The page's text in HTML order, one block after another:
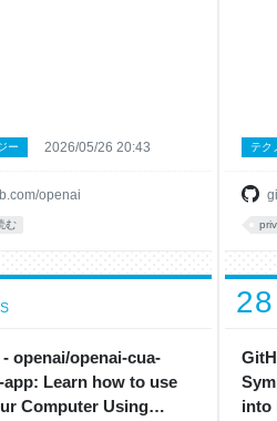
openai
ー 2026/05/26 20:43
む
テク
openai/openai-cua-
app: Learn how to use
Computer Using
into
28